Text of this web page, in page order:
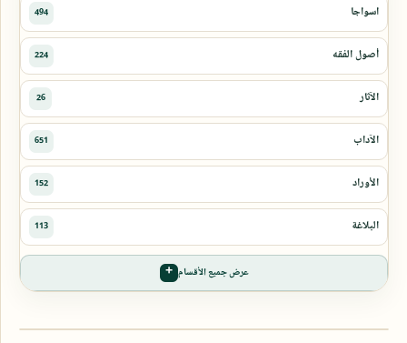
عرض جميع الأقسام